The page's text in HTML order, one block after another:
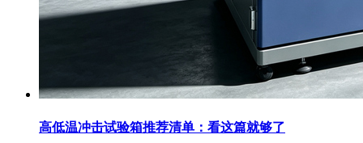
高低温冲击试验箱推荐清单：看这篇就够了